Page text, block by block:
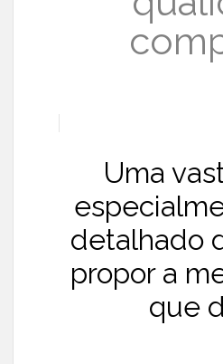
Uma
detalhado
propor a
que